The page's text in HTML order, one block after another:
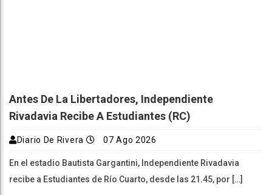
Antes De La Libertadores, Independiente
Rivadavia Recibe A Estudiantes (RC)
Diario De Rivera 07 Ago 2026
En el estadio Bautista Gargantini, Independiente Rivadavia
recibe a Estudiantes de Río Cuarto, desde las 21.45, por […]